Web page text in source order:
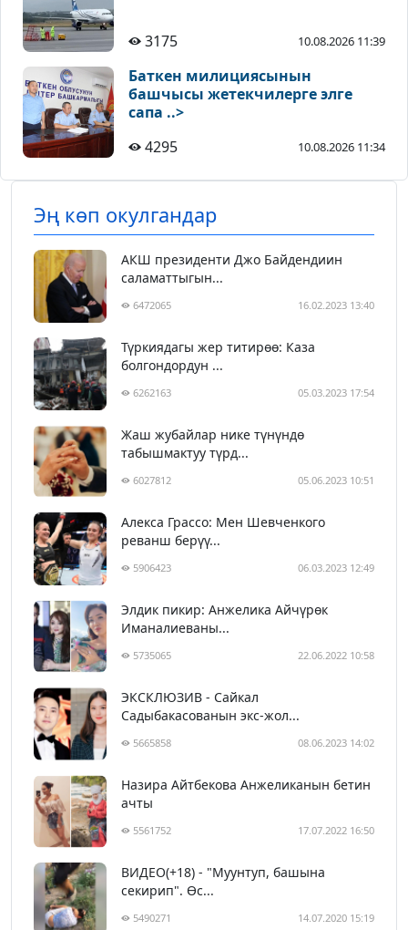
3175 10.08.2026 11:39
Баткен милициясынын
башчысы жетекчилерге элге
сапа ..>
4295
10.08.2026 11:34
Эң көп окулгандар
АКШ президенти Джо Байдендиин
саламаттыгын...
6472065 16.02.2023 13:40
Түркиядагы жер титирөө: Каза
болгондордун ...
6262163 05.03.2023 17:54
Жаш жубайлар нике түнүндө
табышмактуу түрд...
6027812 05.06.2023 10:51
Алекса Грассо: Мен Шевченкого
реванш берүү...
5906423 06.03.2023 12:49
Элдик пикир: Анжелика Айчүрөк
Иманалиеваны...
5735065 22.06.2022 10:58
ЭКСКЛЮЗИВ - Сайкал
Садыбакасованын экс-жол...
5665858 08.06.2023 14:02
Назира Айтбекова Анжеликанын бетин
ачты
5561752 17.07.2022 16:50
ВИДЕО(+18) - "Муунтуп, башына
секирип". Өс...
5490271 14.07.2020 15:19